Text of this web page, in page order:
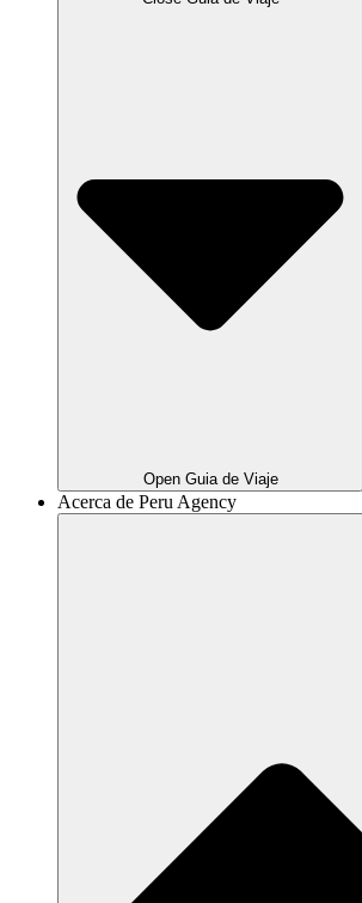
Open Guia de Viaje
Acerca de Peru Agency